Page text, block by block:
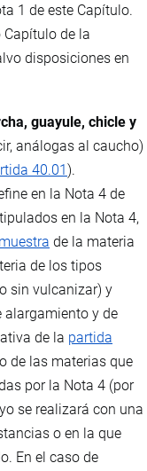
1 de este Capítulo.
Capítulo de la
disposiciones en
guayule, chicle y
análogas al caucho)
40.01).
en la Nota 4 de
en la Nota 4,
muestra de la materia
de los tipos
sin vulcanizar) y
alargamiento y de
de la partida
de las materias que
por la Nota 4 (por
se realizará con una
o en la que
En el caso de